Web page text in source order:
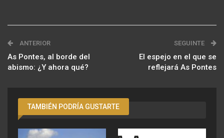
ANTERIOR
As Pontes, al borde del
abismo: ¿Y ahora qué?
SEGUINTE
El espejo en el que se
reflejará As Pontes
TAMBIÉN PODRÍA GUSTARTE